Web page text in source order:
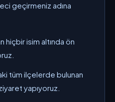
geçirmeniz adına
hiçbir isim altında ön
tüm ilçelerde bulunan
yapıyoruz.